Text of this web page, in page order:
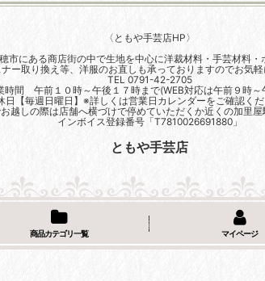
〈ともや手芸店HP〉
市にある商店街の中で生地を中心に洋裁材料・手芸材料・
ー取り換え等、洋服のお直しも承っておりますのでお気
TEL 0791-42-2705
時間 午前１０時～午後１７時まで(WEB対応は午前９時～
日【毎週日曜日】※詳しくは営業日カレンダーをご確認くだ
越しの際は店舗へ横づけで停めていただくか近くの加里屋
インボイス登録番号「T7810026691880」
ともや手芸店
商品カテゴリ一覧 マイページ